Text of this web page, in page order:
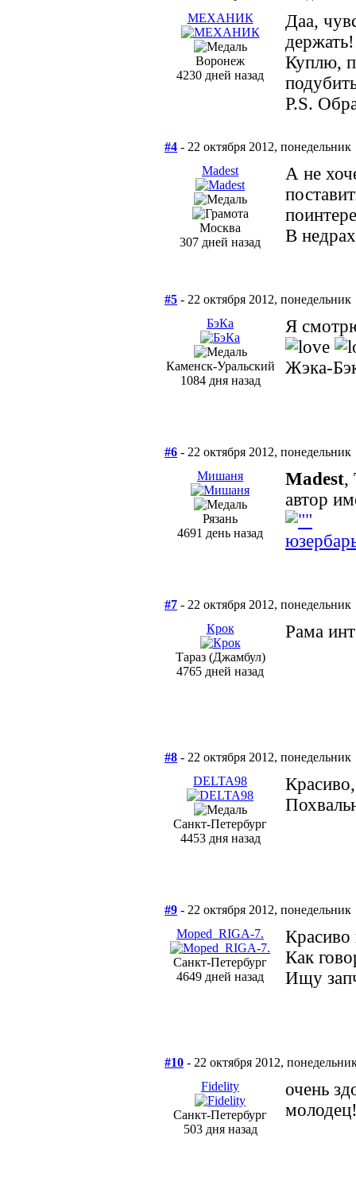
МЕХАНИК
Воронеж
4230 дней назад
Даа,
держать!
Куплю,
P.S.
#4 - 22 октября 2012, понедельник
Madest
Москва
307 дней назад
А не
В
#5 - 22 октября 2012, понедельник
БэКа
Каменск-Уральский
1084 дня назад
Я
Жэка-
#6 - 22 октября 2012, понедельник
Мишаня
Рязань
4691 день назад
Madest,
автор
#7 - 22 октября 2012, понедельник
Крок
Тараз (Джамбул)
4765 дней назад
Рама
#8 - 22 октября 2012, понедельник
DELTA98
Санкт-Петербург
4453 дня назад
#9 - 22 октября 2012, понедельник
Moped_RIGA-7.
Санкт-Петербург
4649 дней назад
Красиво
Как
Ищу
#10 - 22 октября 2012,
Fidelity
Санкт-Петербург
503 дня назад
очень